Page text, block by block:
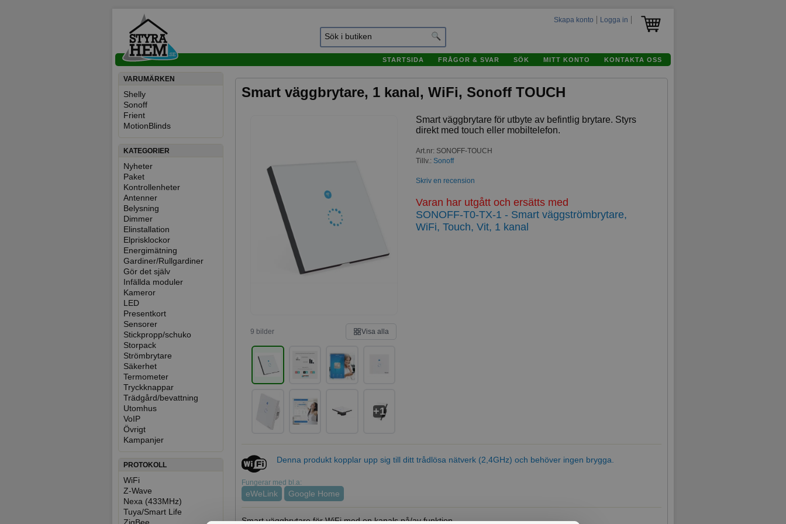
Skapa konto Logga in
STARTSIDA FRÅGOR & SVAR SÖK MITT KONTO KONTAKTA OSS
VARUMÄRKEN
Shelly
Sonoff
Frient
MotionBlinds
KATEGORIER
Nyheter
Paket
Kontrollenheter
Antenner
Belysning
Dimmer
Elinstallation
Elprisklockor
Energimätning
Gardiner/Rullgardiner
Gör det själv
Infällda moduler
Kameror
LED
Presentkort
Sensorer
Stickpropp/schuko
Storpack
Strömbrytare
Säkerhet
Termometer
Tryckknappar
Trädgård/bevattning
Utomhus
VoIP
Övrigt
Kampanjer
PROTOKOLL
WiFi
Z-Wave
Nexa (433MHz)
Tuya/Smart Life
Smart väggbrytare, 1 kanal, WiFi, Sonoff TOUCH
9 bilder Visa alla
+1
Smart väggbrytare för utbyte av befintlig brytare. Styrs
direkt med touch eller mobiltelefon.
Art.nr: SONOFF-TOUCH
Tillv.: Sonoff
Skriv en recension
Varan har utgått och ersätts med
SONOFF-T0-TX-1 - Smart väggströmbrytare,
WiFi, Touch, Vit, 1 kanal
Denna produkt kopplar upp sig till ditt trådlösa nätverk (2,4GHz) och behöver ingen brygga.
Fungerar med bl.a:
eWeLink Google Home
Smart väggbrytare för WiFi med en kanals på/av funktion.